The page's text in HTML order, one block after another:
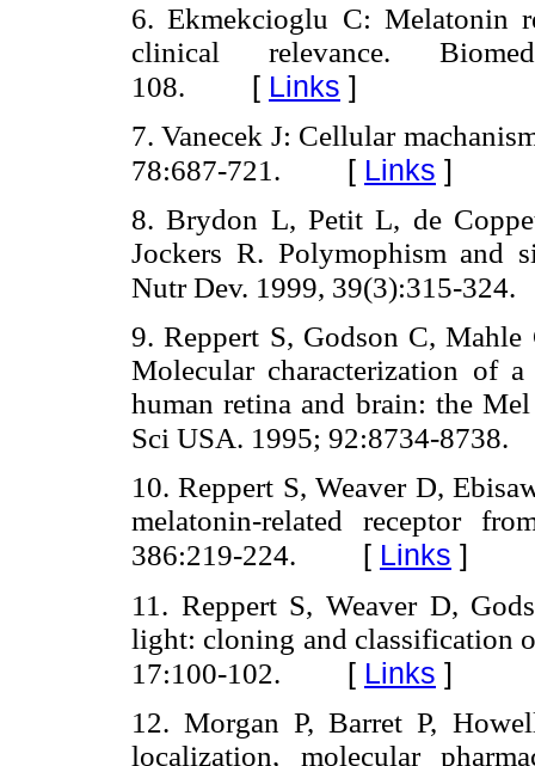
6. Ekmekcioglu C: Melatonin
clinical relevance.
108. [ Links ]
7. Vanecek J: Cellular
78:687-721. [ Links ]
8. Brydon L, Petit L, de
Jockers R. Polymophism and
Nutr Dev. 1999, 39(3):315-324.
9. Reppert S, Godson C, Mahle
Molecular characterization of
human retina and brain: the
Sci USA. 1995; 92:8734-8738.
10. Reppert S, Weaver D,
melatonin-related receptor
386:219-224. [ Links ]
11. Reppert S, Weaver D,
light: cloning and classification
17:100-102. [ Links ]
12. Morgan P, Barret P,
localization, molecular